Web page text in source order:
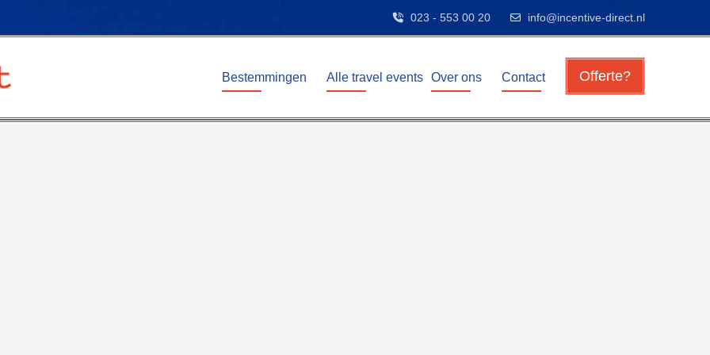
023 - 553 00 20 info@incentive-direct.nl
Offerte?
Bestemmingen Alle travel events Over ons Contact